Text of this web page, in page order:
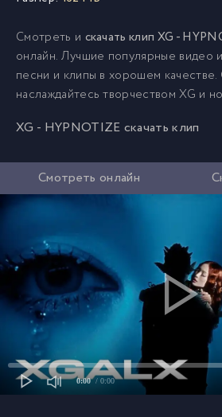
Смотреть и скачать клип XG -
онлайн. Лучшие популярные видео
песни и клипы в хорошем
наслаждайтесь творчеством XG и
XG - HYPNOTIZE скачать клип
Смотреть онлайн
0:00 / 0:00